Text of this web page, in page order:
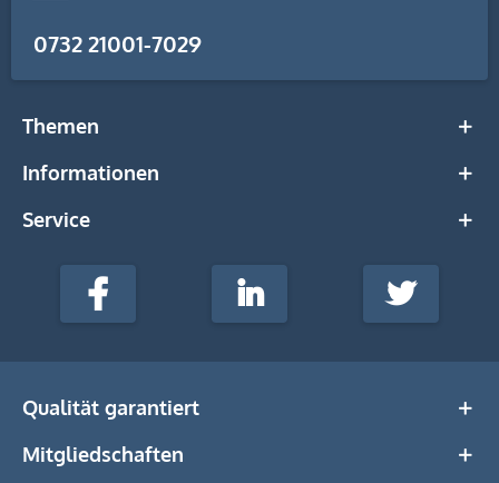
0732 21001-7029
Themen
Informationen
Service
stempel-
Media
Facebook LinkedIn Twitter
Qualität garantiert
Mitgliedschaften